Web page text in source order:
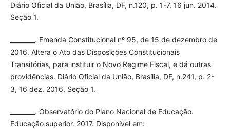
Diário Oficial da União, Brasília, DF, n.120, p. 1-7, 16 jun. 2014.
Seção 1.
________. Emenda Constitucional nº 95, de 15 de dezembro de
2016. Altera o Ato das Disposições Constitucionais
Transitórias, para instituir o Novo Regime Fiscal, e dá outras
providências. Diário Oficial da União, Brasília, DF, n.241, p. 2-
3, 16 dez. 2016. Seção 1.
________. Observatório do Plano Nacional de Educação.
Educação superior. 2017. Disponível em: